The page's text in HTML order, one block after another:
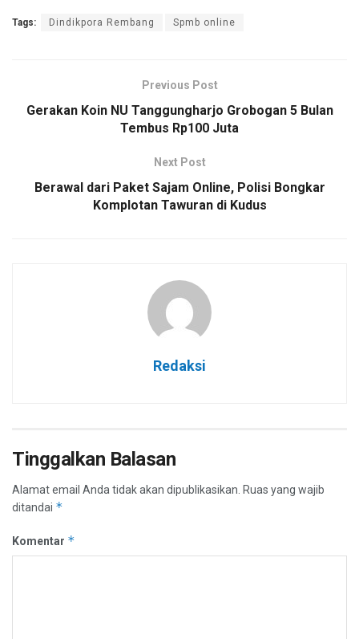
Tags: Dindikpora Rembang Spmb online
Previous Post
Gerakan Koin NU Tanggungharjo Grobogan 5 Bulan
Tembus Rp100 Juta
Next Post
Berawal dari Paket Sajam Online, Polisi Bongkar
Komplotan Tawuran di Kudus
Redaksi
Tinggalkan Balasan
Alamat email Anda tidak akan dipublikasikan. Ruas yang wajib
ditandai *
Komentar *